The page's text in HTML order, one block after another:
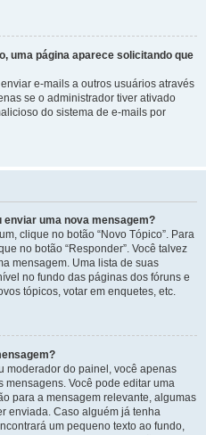
uma página aparece solicitando que
e-mails a outros usuários através
se o administrador tiver ativado
do sistema de e-mails por
uma nova mensagem?
clique no botão “Novo Tópico”. Para
no botão “Responder”. Você talvez
mensagem. Uma lista de suas
no fundo das páginas dos fóruns e
tópicos, votar em enquetes, etc.
moderador do painel, você apenas
Você pode editar uma
para a mensagem relevante, algumas
enviada. Caso alguém já tenha
um pequeno texto ao fundo,